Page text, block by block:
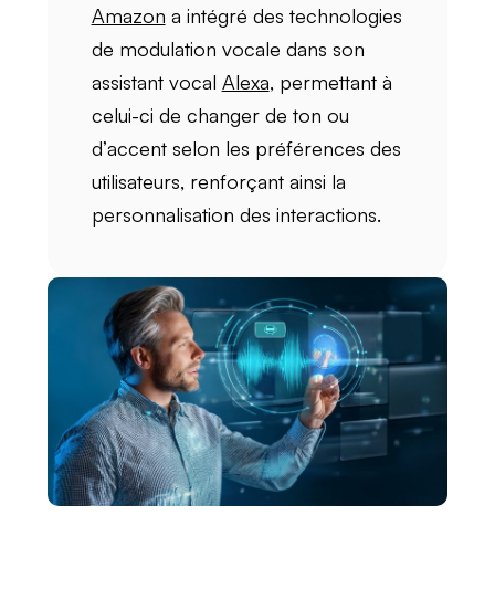
Amazon a intégré des technologies
de modulation vocale dans son
assistant vocal Alexa, permettant à
celui-ci de changer de ton ou
d’accentselon les préférences des
utilisateurs, renforçant ainsi la
personnalisation des interactions.